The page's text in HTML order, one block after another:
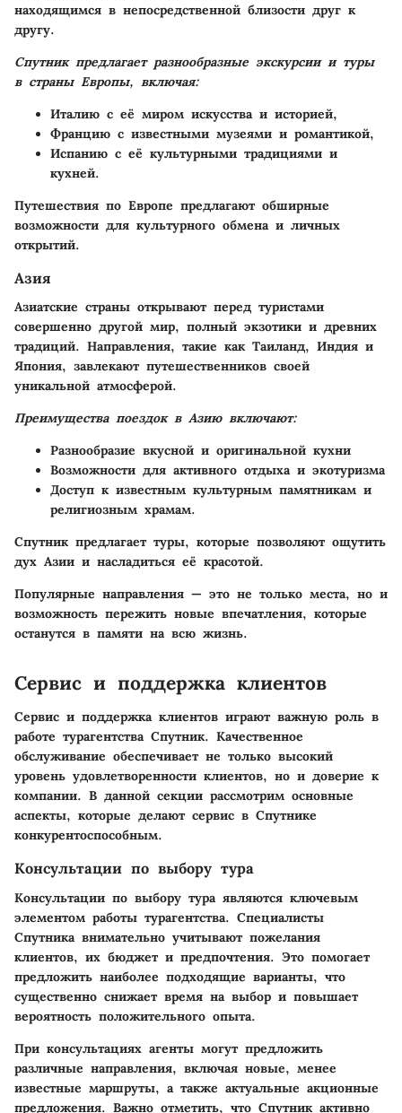
находящимся в непосредственной близости друг к
другу.
Спутник предлагает разнообразные экскурсии и туры
в страны Европы, включая:
Италию с её миром искусства и историей,
Францию с известными музеями и романтикой,
Испанию с её культурными традициями и
кухней.
Путешествия по Европе предлагают обширные
возможности для культурного обмена и личных
открытий.
Азия
Азиатские страны открывают перед туристами
совершенно другой мир, полный экзотики и древних
традиций. Направления, такие как Таиланд, Индия и
Япония, завлекают путешественников своей
уникальной атмосферой.
Преимущества поездок в Азию включают:
Разнообразие вкусной и оригинальной кухни
Возможности для активного отдыха и экотуризма
Доступ к известным культурным памятникам и
религиозным храмам.
Спутник предлагает туры, которые позволяют ощутить
дух Азии и насладиться её красотой.
Популярные направления — это не только места, но и
возможность пережить новые впечатления, которые
останутся в памяти на всю жизнь.
Сервис и поддержка клиентов
Сервис и поддержка клиентов играют важную роль в
работе турагентства Спутник. Качественное
обслуживание обеспечивает не только высокий
уровень удовлетворенности клиентов, но и доверие к
компании. В данной секции рассмотрим основные
аспекты, которые делают сервис в Спутнике
конкурентоспособным.
Консультации по выбору тура
Консультации по выбору тура являются ключевым
элементом работы турагентства. Специалисты
Спутника внимательно учитывают пожелания
клиентов, их бюджет и предпочтения. Это помогает
предложить наиболее подходящие варианты, что
существенно снижает время на выбор и повышает
вероятность положительного опыта.
При консультациях агенты могут предложить
различные направления, включая новые, менее
известные маршруты, а также актуальные акционные
предложения. Важно отметить, что Спутник активно